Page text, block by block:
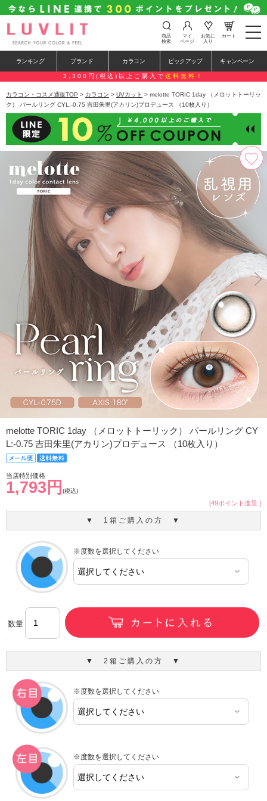
t
o
e
n
a
a
i
o
n
商品
検索
マイ
ページ
お気に
入り
カート
ランキング ブランド カラコン ピックアップ キャンペーン
3,300円(税込)以上ご購入で 送料無料！
カラコン・コスメ通販TOP > カラコン > UVカット > melotte TORIC 1day （メロットトーリッ
ク） パールリング CYL:-0.75 吉田朱里(アカリン)プロデュース （10枚入り）
melotte TORIC 1day （メロットトーリック） パールリング CY
L:-0.75 吉田朱里(アカリン)プロデュース （10枚入り）
当店特別価格
1,793円 (税込)
[49ポイント進呈 ]
▼ 1箱ご購入の方 ▼
※度数を選択してください
数量
▼ 2箱ご購入の方 ▼
※度数を選択してください
※度数を選択してください